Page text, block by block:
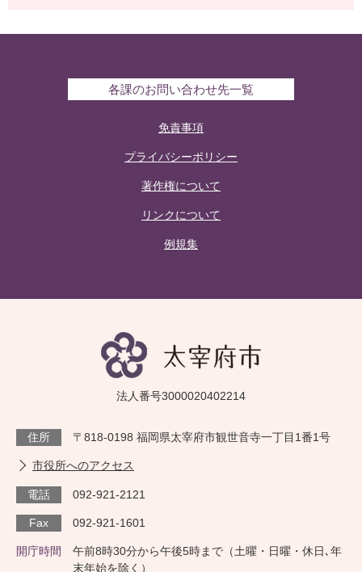
各課のお問い合わせ先一覧
免責事項
プライバシーポリシー
著作権について
リンクについて
例規集
法人番号3000020402214
住所 〒818-0198 福岡県太宰府市観世音寺一丁目1番1号
市役所へのアクセス
電話 092-921-2121
Fax 092-921-1601
開庁時間
午前8時30分から午後5時まで（土曜・日曜・休日､年
末年始を除く）